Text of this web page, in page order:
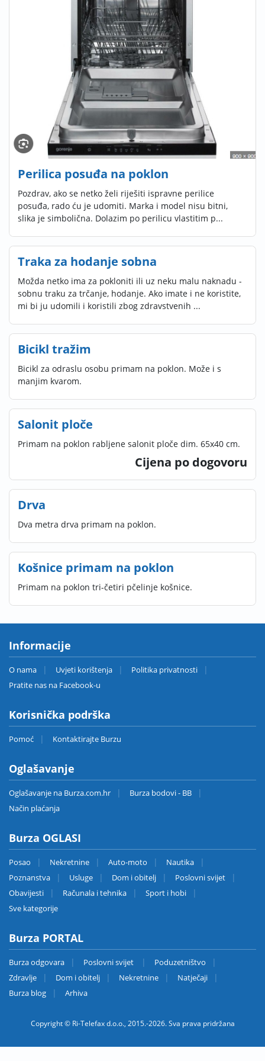
Perilica posuđa na poklon
Pozdrav, ako se netko želi riješiti ispravne perilice
posuđa, rado ću je udomiti. Marka i model nisu bitni,
slika je simbolična. Dolazim po perilicu vlastitim p...
Traka za hodanje sobna
Možda netko ima za pokloniti ili uz neku malu naknadu -
sobnu traku za trčanje, hodanje. Ako imate i ne koristite,
mi bi ju udomili i koristili zbog zdravstvenih ...
Bicikl tražim
Bicikl za odraslu osobu primam na poklon. Može i s
manjim kvarom.
Salonit ploče
Primam na poklon rabljene salonit ploče dim. 65x40 cm.
Cijena po dogovoru
Drva
Dva metra drva primam na poklon.
Košnice primam na poklon
Primam na poklon tri-četiri pčelinje košnice.
Informacije
O nama Uvjeti korištenja
Politika privatnosti
Pratite nas na Facebook-u
Korisnička podrška
Pomoć Kontaktirajte Burzu
Oglašavanje
Oglašavanje na Burza.com.hr
Burza bodovi - BB
Način plaćanja
Burza OGLASI
Posao Nekretnine Auto-moto
Nautika
Poznanstva
Usluge Dom i obitelj
Poslovni svijet
Obavijesti
Računala i tehnika
Sport i hobi
Sve kategorije
Burza PORTAL
Burza odgovara Poslovni svijet
Poduzetništvo
Zdravlje
Dom i obitelj Nekretnine
Natječaji
Burza blog
Arhiva
Copyright © Ri-Telefax d.o.o., 2015.-2026. Sva prava pridržana